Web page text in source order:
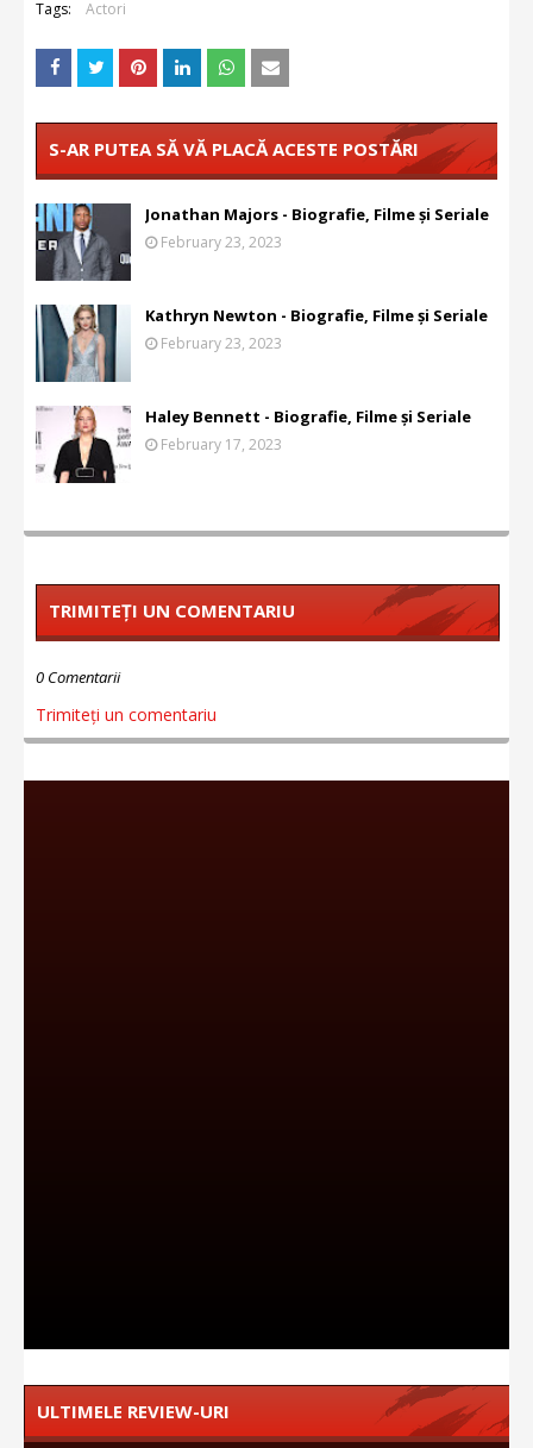
Tags: Actori
S-AR PUTEA SĂ VĂ PLACĂ ACESTE POSTĂRI
Jonathan Majors - Biografie, Filme și Seriale
February 23, 2023
Kathryn Newton - Biografie, Filme și Seriale
February 23, 2023
Haley Bennett - Biografie, Filme și Seriale
February 17, 2023
TRIMITEȚI UN COMENTARIU
0 Comentarii
Trimiteți un comentariu
ULTIMELE REVIEW-URI